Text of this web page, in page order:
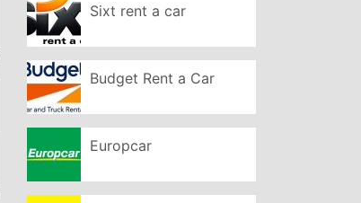
Sixt rent a car
Budget Rent a Car
Europcar